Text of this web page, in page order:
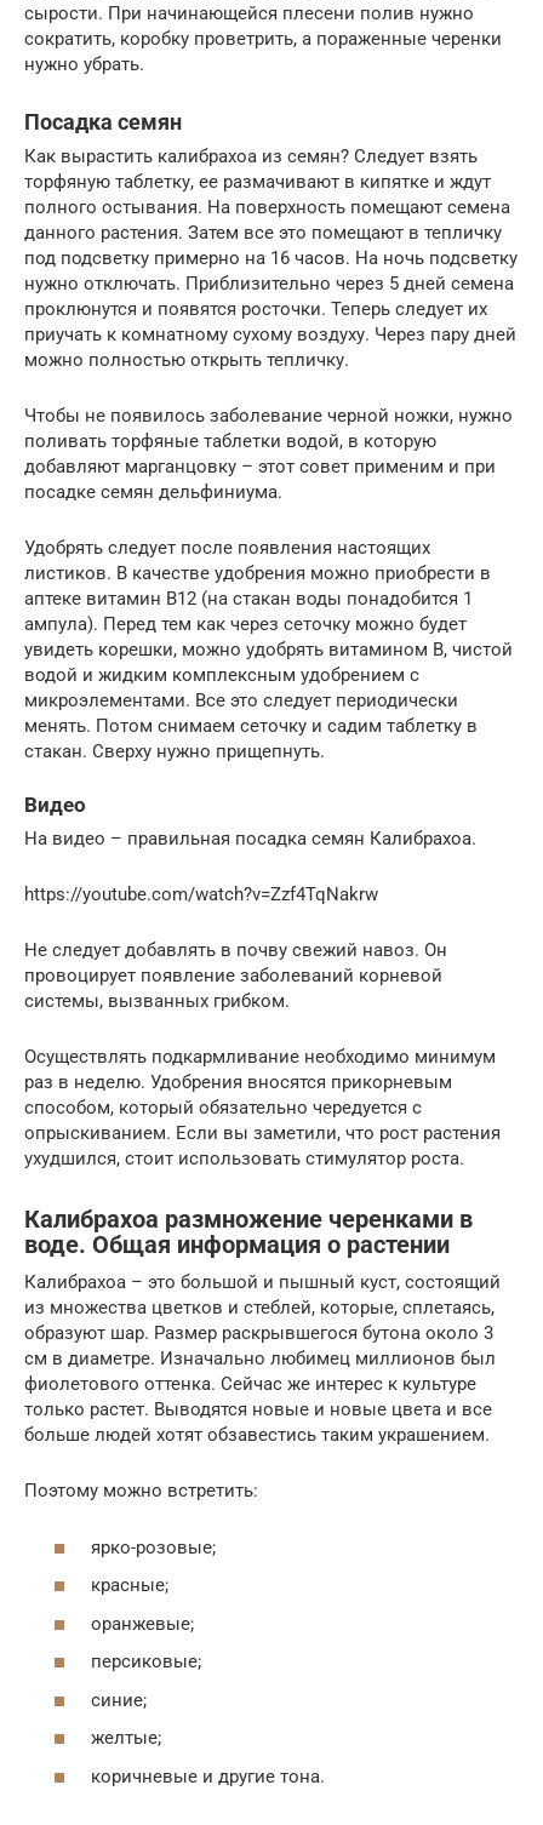
сырости. При начинающейся плесени полив нужно
сократить, коробку проветрить, а пораженные черенки
нужно убрать.
Посадка семян
Как вырастить калибрахоа из семян? Следует взять
торфяную таблетку, ее размачивают в кипятке и ждут
полного остывания. На поверхность помещают семена
данного растения. Затем все это помещают в тепличку
под подсветку примерно на 16 часов. На ночь подсветку
нужно отключать. Приблизительно через 5 дней семена
проклюнутся и появятся росточки. Теперь следует их
приучать к комнатному сухому воздуху. Через пару дней
можно полностью открыть тепличку.
Чтобы не появилось заболевание черной ножки, нужно
поливать торфяные таблетки водой, в которую
добавляют марганцовку – этот совет применим и при
посадке семян дельфиниума.
Удобрять следует после появления настоящих
листиков. В качестве удобрения можно приобрести в
аптеке витамин В12 (на стакан воды понадобится 1
ампула). Перед тем как через сеточку можно будет
увидеть корешки, можно удобрять витамином В, чистой
водой и жидким комплексным удобрением с
микроэлементами. Все это следует периодически
менять. Потом снимаем сеточку и садим таблетку в
стакан. Сверху нужно прищепнуть.
Видео
На видео – правильная посадка семян Калибрахоа.
https://youtube.com/watch?v=Zzf4TqNakrw
Не следует добавлять в почву свежий навоз. Он
провоцирует появление заболеваний корневой
системы, вызванных грибком.
Осуществлять подкармливание необходимо минимум
раз в неделю. Удобрения вносятся прикорневым
способом, который обязательно чередуется с
опрыскиванием. Если вы заметили, что рост растения
ухудшился, стоит использовать стимулятор роста.
Калибрахоа размножение черенками в
воде. Общая информация о растении
Калибрахоа – это большой и пышный куст, состоящий
из множества цветков и стеблей, которые, сплетаясь,
образуют шар. Размер раскрывшегося бутона около 3
см в диаметре. Изначально любимец миллионов был
фиолетового оттенка. Сейчас же интерес к культуре
только растет. Выводятся новые и новые цвета и все
больше людей хотят обзавестись таким украшением.
Поэтому можно встретить:
ярко-розовые;
красные;
оранжевые;
персиковые;
синие;
желтые;
коричневые и другие тона.